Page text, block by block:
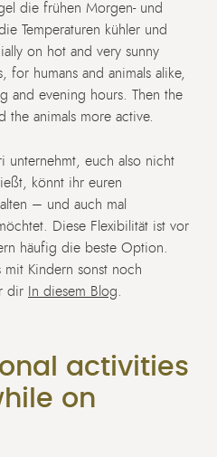
die frühen Morgen- und
Temperaturen kühler und
on hot and very sunny
for humans and animals alike,
and evening hours. Then the
the animals more active.
unternehmt, euch also nicht
könnt ihr euren
– und auch mal
Diese Flexibilität ist vor
häufig die beste Option.
mit Kindern sonst noch
dir
In diesem Blog.
activities
on